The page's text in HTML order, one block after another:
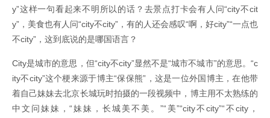
y”这样一句看起来不明所以的话？去景点打卡会有人问“city不cit
y”，美食也有人问“city不city”，有的人还会感叹“啊，好city”“一点也
不city”，这到底说的是哪国语言？
City是城市的意思，但“city不city”显然不是“城市不城市”的意思。“c
ity不city”这个梗来源于博主“保保熊”，这是一位外国博主，在他带
着自己妹妹去北京长城玩时拍摄的一段视频中，博主用不太熟练的
中文问妹妹，“妹妹，长城美不美。”“美”“city不city”“不city，